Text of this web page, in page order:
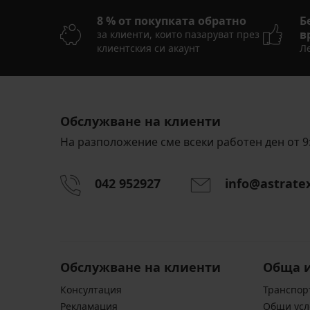
8 % от покупката обратно
за клиенти, които пазаруват през
клиентския си акаунт
Обслужване на клиенти
На разположение сме всеки работен ден от
042 952927
Обслужване на клиенти
Консултация
Pекламация
Обща
Общи